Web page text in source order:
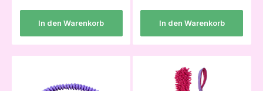
In den Warenkorb In den Warenkorb